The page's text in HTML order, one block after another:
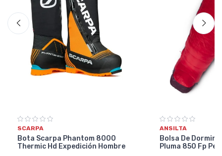
SCARPA
Bota Scarpa Phantom 8000
Thermic Hd Expedición Hombre
ANSILTA
Bolsa De Dormir
Pluma 850 Fp